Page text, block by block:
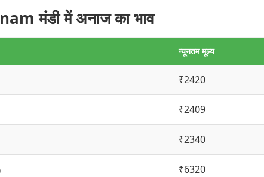
मंडी में अनाज का भाव
न्यूनतम मूल्य
₹2420
₹2409
₹2340
₹6320